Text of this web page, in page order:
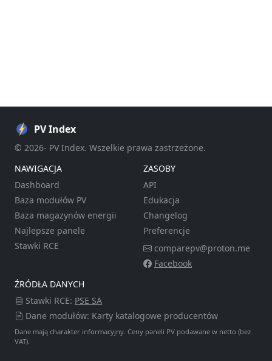
PV Index
© 2026- PV Index. Wszelkie prawa zastrzeżone.
NAWIGACJA
Dashboard
Baza modułów PV
Baza magazynów energii
Najlepsze panele
Stawki RCE
ZASOBY
API
Edukacja
Changelog
Preferencje
comparepv@proton.me
Facebook
ŹRÓDŁA DANYCH
Stawki RCE: PSE SA
Dane modułów: Karty katalogowe producentów
Dane mają charakter informacyjny. Ceny paneli PV podawane w netto (bez
VAT).